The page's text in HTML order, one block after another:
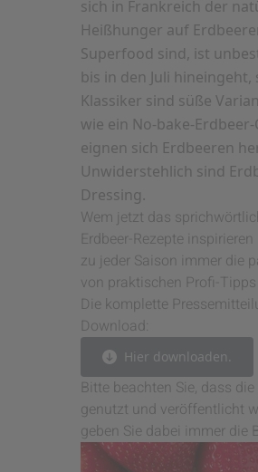
sich in Frankreich der
Heißhunger auf
Superfood sind, ist
bis in den Juli
Klassiker sind süße
wie ein No-bake-
eignen sich Erdbeeren
Unwiderstehlich sind
Dressing.
Wem jetzt das
Erdbeer-Rezepte
zu jeder Saison immer die
von praktischen Profi-
Die komplette
Download:
Hier downloaden.
Bitte beachten Sie, dass
genutzt und veröffentlicht
geben Sie dabei immer die